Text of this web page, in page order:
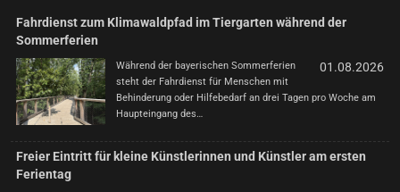
Fahrdienst zum Klimawaldpfad im Tiergarten während der
Sommerferien
01.08.2026
Während der bayerischen Sommerferien
steht der Fahrdienst für Menschen mit
Behinderung oder Hilfebedarf an drei Tagen pro Woche am
Haupteingang des…
Freier Eintritt für kleine Künstlerinnen und Künstler am ersten
Ferientag